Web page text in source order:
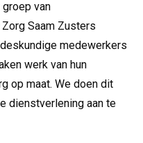
van
Saam Zusters
medewerkers
werk van hun
op maat. We doen dit
dienstverlening aan te